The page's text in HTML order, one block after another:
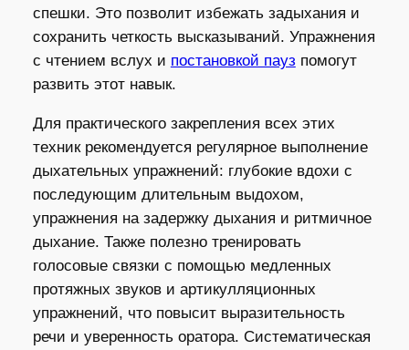
спешки. Это позволит избежать задыхания и
сохранить четкость высказываний. Упражнения
с чтением вслух и постановкой паузпомогут
развить этот навык.
Для практического закрепления всех этих
техник рекомендуется регулярное выполнение
дыхательных упражнений: глубокие вдохи с
последующим длительным выдохом,
упражнения на задержку дыхания и ритмичное
дыхание. Также полезно тренировать
голосовые связки с помощью медленных
протяжных звуков и артикулляционных
упражнений, что повысит выразительность
речи и уверенность оратора. Систематическая